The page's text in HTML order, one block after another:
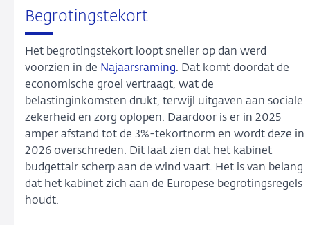
Begrotingstekort
Het begrotingstekort loopt sneller op dan werd
voorzien in de Najaarsraming. Dat komt doordat de
economische groei vertraagt, wat de
belastinginkomsten drukt, terwijl uitgaven aan sociale
zekerheid en zorg oplopen. Daardoor is er in 2025
amper afstand tot de 3%-tekortnorm en wordt deze in
2026 overschreden. Dit laat zien dat het kabinet
budgettair scherp aan de wind vaart. Het is van belang
dat het kabinet zich aan de Europese begrotingsregels
houdt.